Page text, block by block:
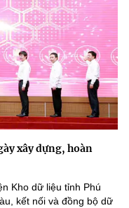
xây dựng, hoàn
Kho dữ liệu tỉnh Phú
kết nối và đồng bộ dữ